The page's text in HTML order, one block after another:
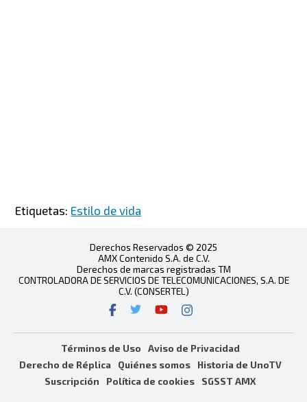
Etiquetas: Estilo de vida
Derechos Reservados © 2025
AMX Contenido S.A. de C.V.
Derechos de marcas registradas TM
CONTROLADORA DE SERVICIOS DE TELECOMUNICACIONES, S.A. DE
C.V. (CONSERTEL)
Términos de Uso
Aviso de Privacidad
Derecho de Réplica
Quiénes somos
Historia de UnoTV
Suscripción
Política de cookies SGSST AMX